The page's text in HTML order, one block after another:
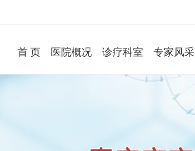
首 页 医院概况 诊疗科室 专家风采